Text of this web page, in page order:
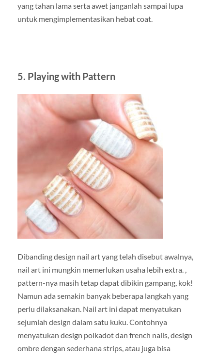
yang tahan lama serta awet janganlah sampai lupa
untuk mengimplementasikan hebat coat.
5. Playing with Pattern
Dibanding design nail art yang telah disebut awalnya,
nail art ini mungkin memerlukan usaha lebih extra. ,
pattern-nya masih tetap dapat dibikin gampang, kok!
Namun ada semakin banyak beberapa langkah yang
perlu dilaksanakan. Nail art ini dapat menyatukan
sejumlah design dalam satu kuku. Contohnya
menyatukan design polkadot dan french nails, design
ombre dengan sederhana strips, atau juga bisa